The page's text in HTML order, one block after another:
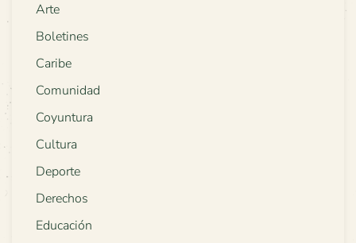
Arte
Boletines
Caribe
Comunidad
Coyuntura
Cultura
Deporte
Derechos
Educación